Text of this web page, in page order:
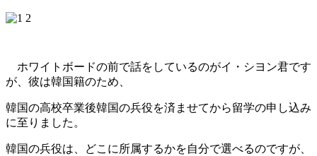
ホワイトボードの前で話をしているのがイ・シヨン君です
が、彼は韓国籍のため、
韓国の高校卒業後韓国の兵役を済ませてから留学の申し込み
に至りました。
韓国の兵役は、どこに所属するかを自分で選べるのですが、